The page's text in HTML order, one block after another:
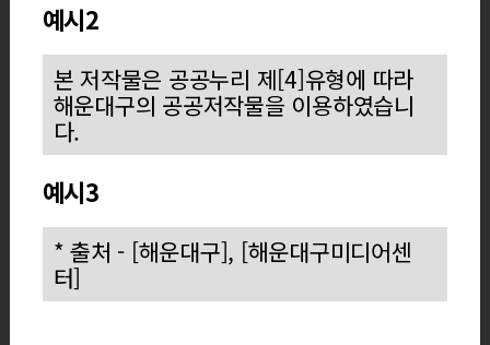
예시2
본 저작물은 공공누리 제[4]유형에 따라
해운대구의 공공저작물을 이용하였습니
다.
예시3
* 출처 - [해운대구], [해운대구미디어센
터]